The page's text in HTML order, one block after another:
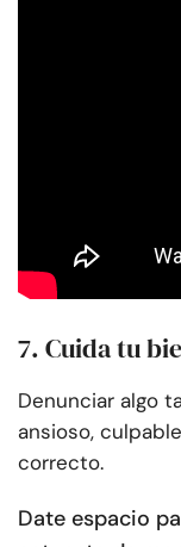
7. Cuida tu
Denunciar algo
ansioso,
correcto.
Date espacio